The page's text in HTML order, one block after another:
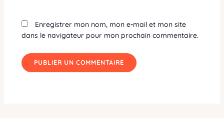
Enregistrer mon nom, mon e-mail et mon site
dans le navigateur pour mon prochain commentaire.